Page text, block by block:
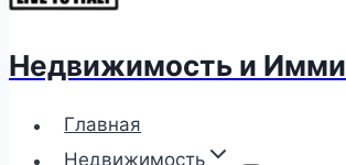
Недвижимость и
Главная
Недвижимость